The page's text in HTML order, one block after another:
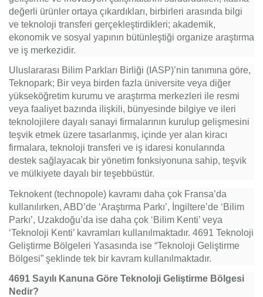
değerli ürünler ortaya çıkardıkları, birbirleri arasında bilgi
ve teknoloji transferi gerçekleştirdikleri; akademik,
ekonomik ve sosyal yapının bütünleştiği organize araştırma
ve iş merkezidir.
Uluslararası Bilim Parkları Birliği (IASP)’nin tanımına göre,
Teknopark; Bir veya birden fazla üniversite veya diğer
yükseköğretim kurumu ve araştırma merkezleri ile resmi
veya faaliyet bazında ilişkili, bünyesinde bilgiye ve ileri
teknolojilere dayalı sanayi firmalarının kurulup gelişmesini
teşvik etmek üzere tasarlanmış, içinde yer alan kiracı
firmalara, teknoloji transferi ve iş idaresi konularında
destek sağlayacak bir yönetim fonksiyonuna sahip, teşvik
ve mülkiyete dayalı bir teşebbüstür.
Teknokent (technopole) kavramı daha çok Fransa’da
kullanılırken, ABD’de ‘Araştırma Parkı’, İngiltere’de ‘Bilim
Parkı’, Uzakdoğu’da ise daha çok ‘Bilim Kenti’ veya
‘Teknoloji Kenti’ kavramları kullanılmaktadır. 4691 Teknoloji
Geliştirme Bölgeleri Yasasında ise “Teknoloji Geliştirme
Bölgesi” şeklinde tek bir kavram kullanılmaktadır.
4691 Sayılı Kanuna Göre Teknoloji Geliştirme Bölgesi
Nedir?